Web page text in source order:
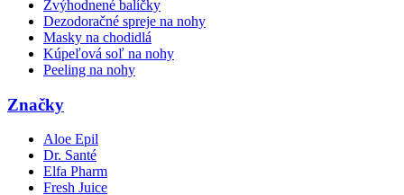
Zvýhodnené balíčky
Dezodoračné spreje na nohy
Masky na chodidlá
Kúpeľová soľ na nohy
Peeling na nohy
Značky
Aloe Epil
Dr. Santé
Elfa Pharm
Fresh Juice